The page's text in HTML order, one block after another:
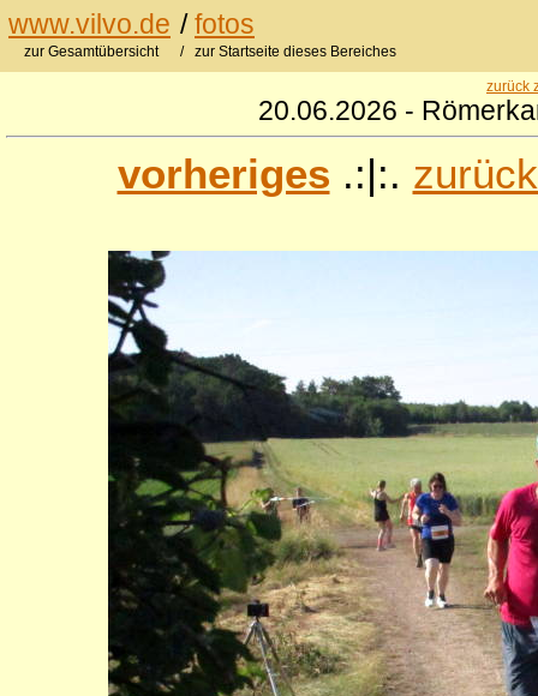
www.vilvo.de /fotos
zur Gesamtübersicht / zur Startseite dieses Bereiches
zurück
20.06.2026 -
vorheriges .:|:.